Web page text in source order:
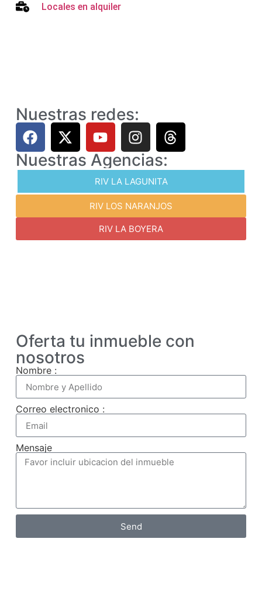
Locales en alquiler
Nuestras redes:
Nuestras Agencias:
RIV LA LAGUNITA
RIV LOS NARANJOS
RIV LA BOYERA
Oferta tu inmueble con
nosotros
Nombre :
Correo electronico :
Mensaje
Send